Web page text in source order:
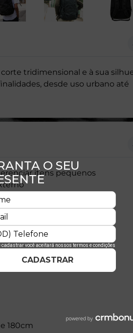
tridimensional e à sua
desde uso urbano até
itens pequenos
bebidas, etc.
180cm